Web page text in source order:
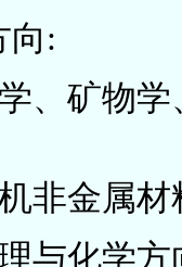
向:
、矿物
非金属
与化学